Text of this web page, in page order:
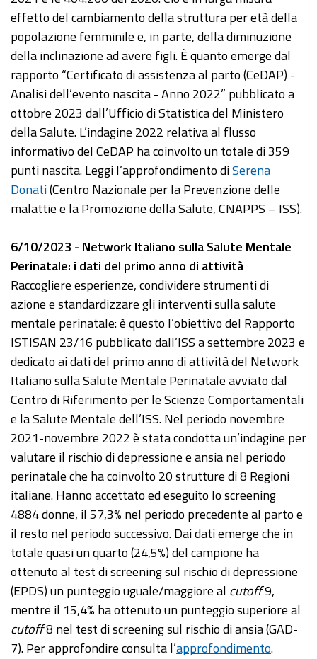
effetto del cambiamento della struttura per età della
popolazione femminile e, in parte, della diminuzione
della inclinazione ad avere figli. È quanto emerge dal
rapporto “Certificato di assistenza al parto (CeDAP) -
Analisi dell’evento nascita - Anno 2022” pubblicato a
ottobre 2023 dall’Ufficio di Statistica del Ministero
della Salute. L’indagine 2022 relativa al flusso
informativo del CeDAP ha coinvolto un totale di 359
punti nascita. Leggi l’approfondimento diSerena
Donati(Centro Nazionale per la Prevenzione delle
malattie e la Promozione della Salute, CNAPPS – ISS).
6/10/2023 - Network Italiano sulla Salute Mentale
Perinatale: i dati del primo anno di attività
Raccogliere esperienze, condividere strumenti di
azione e standardizzare gli interventi sulla salute
mentale perinatale: è questo l’obiettivo del Rapporto
ISTISAN 23/16 pubblicato dall’ISS a settembre 2023 e
dedicato ai dati del primo anno di attività del Network
Italiano sulla Salute Mentale Perinatale avviato dal
Centro di Riferimento per le Scienze Comportamentali
e la Salute Mentale dell’ISS. Nel periodo novembre
2021-novembre 2022 è stata condotta un’indagine per
valutare il rischio di depressione e ansia nel periodo
perinatale che ha coinvolto 20 strutture di 8 Regioni
italiane. Hanno accettato ed eseguito lo screening
4884 donne, il 57,3% nel periodo precedente al parto e
il resto nel periodo successivo. Dai dati emerge che in
totale quasi un quarto (24,5%) del campione ha
ottenuto al test di screening sul rischio di depressione
(EPDS) un punteggio uguale/maggiore al cutoff9,
mentre il 15,4% ha ottenuto un punteggio superiore al
cutoff8 nel test di screening sul rischio di ansia (GAD-
7). Per approfondire consulta l’approfondimento.